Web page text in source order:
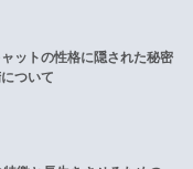
ットの性格に隠された秘密
ついて